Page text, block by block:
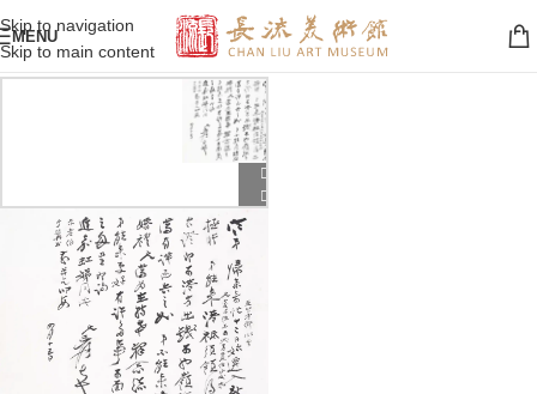
Skip to navigation
Skip to main content
MENU